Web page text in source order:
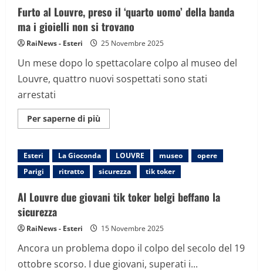
Libia
riapre
per
la
prima
volta
caduta
di
Gheddafi
Furto al Louvre, preso il ‘quarto uomo’ della banda
ma i gioielli non si trovano
RaiNews - Esteri 25 Novembre 2025
Un mese dopo lo spettacolare colpo al museo del
Louvre, quattro nuovi sospettati sono stati
arrestati
Per saperne di più
informazioni
al
Louvre,
preso
il
uomo’
della
i
gioielli
si
trovano
Esteri La Gioconda LOUVRE museo
opere
Parigi
ritratto sicurezza tik toker
Al Louvre due giovani tik toker belgi beffano la
sicurezza
RaiNews - Esteri 15 Novembre 2025
Ancora un problema dopo il colpo del secolo del 19
ottobre scorso. I due giovani, superati i...